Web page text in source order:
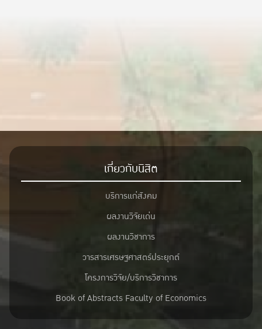
เกี่ยวกับนิสิต
บริการแก่สังคม
ผลงานวิจัยเด่น
ผลงานวิชาการ
วารสารเศรษฐศาสตร์ประยุกต์
โครงการวิจัย/บริการวิชาการ
Book of Abstracts Faculty of Economics